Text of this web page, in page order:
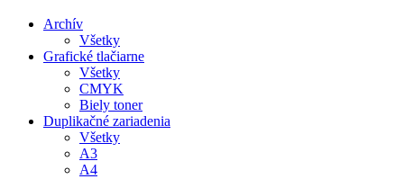
Archív
Všetky
Grafické tlačiarne
Všetky
CMYK
Biely toner
Duplikačné zariadenia
Všetky
A3
A4